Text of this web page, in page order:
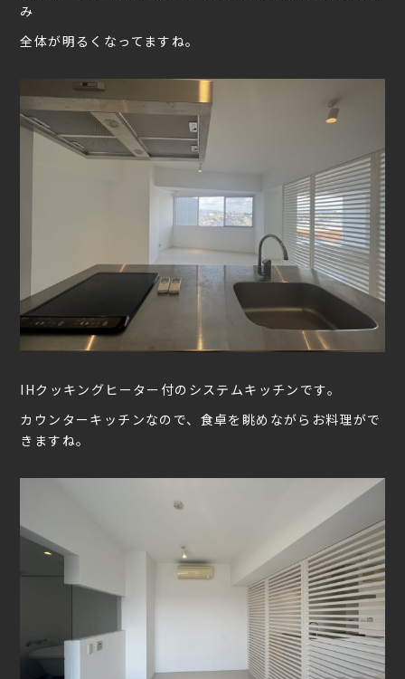
み
全体が明るくなってますね。
IHクッキングヒーター付のシステムキッチンです。
カウンターキッチンなので、食卓を眺めながらお料理がで
きますね。